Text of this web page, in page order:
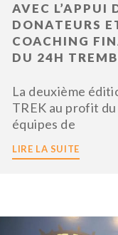
AVEC L’APPUI
DONATEURS
COACHING
DU 24H
La deuxième
TREK au profit
équipes de
LIRE LA SUITE